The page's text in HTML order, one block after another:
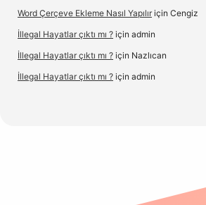
Word Çerçeve Ekleme Nasıl Yapılır için Cengiz
İllegal Hayatlar çıktı mı ? için admin
İllegal Hayatlar çıktı mı ? için Nazlıcan
İllegal Hayatlar çıktı mı ? için admin